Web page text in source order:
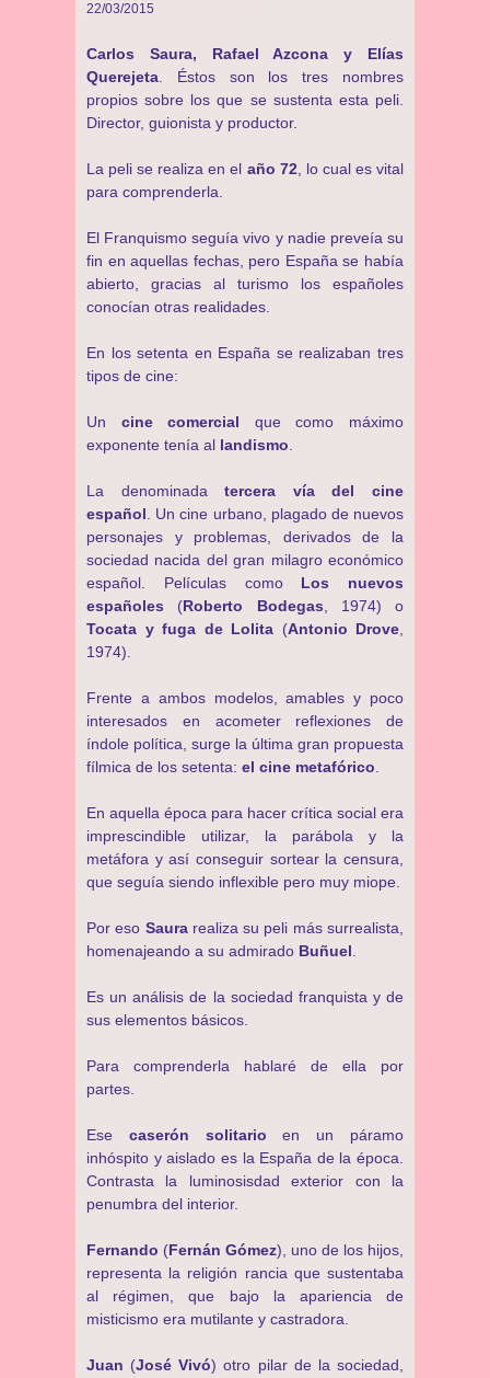
22/03/2015
Carlos Saura, Rafael Azcona y Elías
Querejeta . Éstos son los tres nombres
propios sobre los que se sustenta esta peli.
Director, guionista y productor.
La peli se realiza en el año 72, lo cual es vital
para comprenderla.
El Franquismo seguía vivo y nadie preveía su
fin en aquellas fechas, pero España se había
abierto, gracias al turismo los españoles
conocían otras realidades.
En los setenta en España se realizaban tres
tipos de cine:
Un cine comercial que como máximo
exponente tenía al landismo
La denominadatercera vía del cine
español . Un cine urbano, plagado de nuevos
personajes y problemas, derivados de la
sociedad nacida del gran milagro económico
español. Películas como Los nuevos
españoles (Roberto Bodegas , 1974) o
Tocata y fuga de Lolita (Antonio Drove
1974).
Frente a ambos modelos, amables y poco
interesados en acometer reflexiones de
índole política, surge la última gran propuesta
fílmica de los setenta: el cine metafórico
En aquella época para hacer crítica social era
imprescindible utilizar, la parábola y la
metáfora y así conseguir sortear la censura,
que seguía siendo inflexible pero muy miope.
Por eso Saurarealiza su peli más surrealista,
homenajeando a su admirado Buñuel
Es un análisis de la sociedad franquista y de
sus elementos básicos.
Para comprenderla hablaré de ella por
partes.
Ese caserón solitario en un páramo
inhóspito y aislado es la España de la época.
Contrasta la luminosisdad exterior con la
penumbra del interior.
Fernando (Fernán Gómez), uno de los hijos,
representa la religión rancia que sustentaba
al régimen, que bajo la apariencia de
misticismo era mutilante y castradora.
Juan (José Vivó) otro pilar de la sociedad,